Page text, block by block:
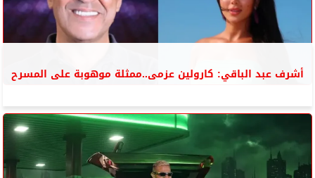
أشرف عبد الباقي: كارولين عزمى..ممثلة موهوبة على المسرح